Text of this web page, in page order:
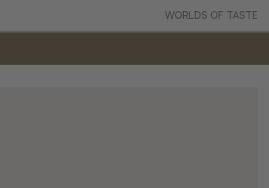
WORLDS OF TASTE